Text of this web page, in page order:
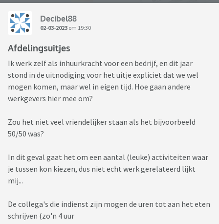
Decibel88
02-03-2023 om 19:30
Afdelingsuitjes
Ik werk zelf als inhuurkracht voor een bedrijf, en dit jaar
stond in de uitnodiging voor het uitje expliciet dat we wel
mogen komen, maar wel in eigen tijd. Hoe gaan andere
werkgevers hier mee om?
Zou het niet veel vriendelijker staan als het bijvoorbeeld
50/50 was?
In dit geval gaat het om een aantal (leuke) activiteiten waar
je tussen kon kiezen, dus niet echt werk gerelateerd lijkt
mij...
De collega's die indienst zijn mogen de uren tot aan het eten
schrijven (zo'n 4 uur